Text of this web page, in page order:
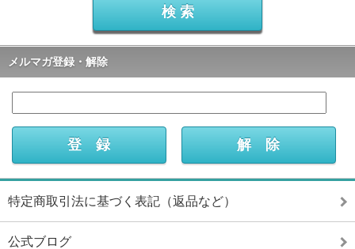
メルマガ登録・解除
特定商取引法に基づく表記（返品など）
公式ブログ